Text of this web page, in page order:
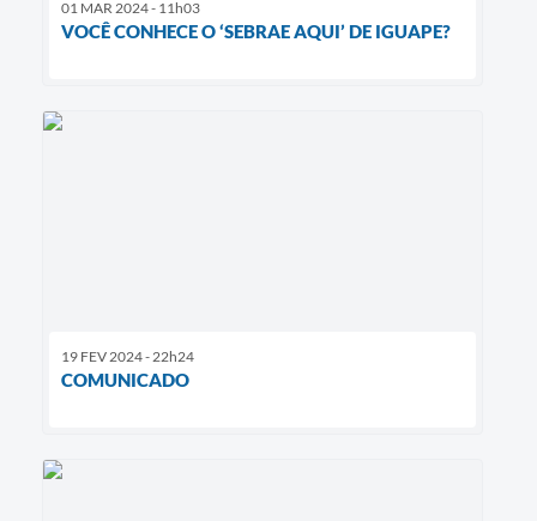
01 MAR 2024 - 11h03
VOCÊ CONHECE O ‘SEBRAE AQUI’ DE IGUAPE?
19 FEV 2024 - 22h24
COMUNICADO